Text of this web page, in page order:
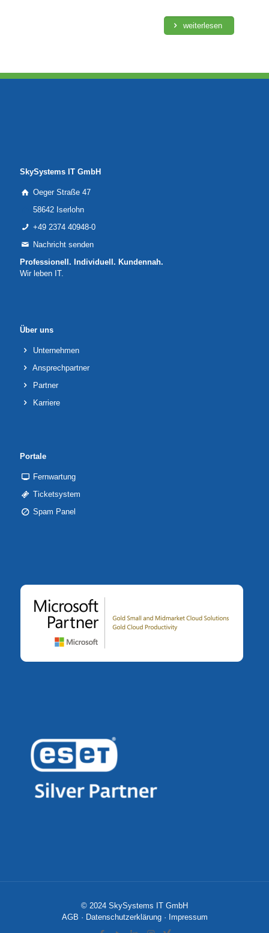
weiterlesen
SkySystems IT GmbH
Oeger Straße 47
58642 Iserlohn
+49 2374 40948-0
Nachricht senden
Professionell. Individuell. Kundennah.
Wir leben IT.
Über uns
Unternehmen
Ansprechpartner
Partner
Karriere
Portale
Fernwartung
Ticketsystem
Spam Panel
© 2024 SkySystems IT GmbH
AGB · Datenschutzerklärung· Impressum